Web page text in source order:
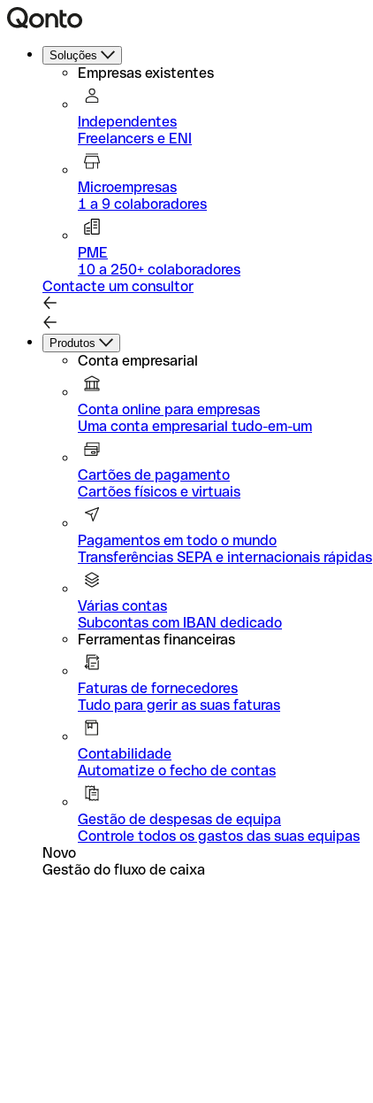
Soluções
Empresas existentes
Independentes
Freelancers e ENI
Microempresas
1 a 9 colaboradores
PME
10 a 250+ colaboradores
Contacte um consultor
Produtos
Conta empresarial
Conta online para empresas
Uma conta empresarial tudo-em-um
Cartões de pagamento
Cartões físicos e virtuais
Pagamentos em todo o mundo
Transferências SEPA e internacionais rápidas
Várias contas
Subcontas com IBAN dedicado
Ferramentas financeiras
Faturas de fornecedores
Tudo para gerir as suas faturas
Contabilidade
Automatize o fecho de contas
Gestão de despesas de equipa
Controle todos os gastos das suas equipas
Novo
Gestão do fluxo de caixa